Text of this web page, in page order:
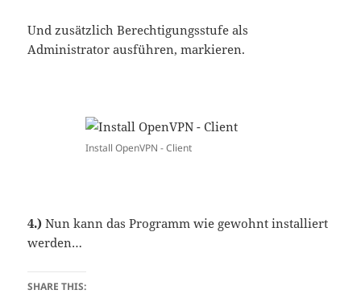
Und zusätzlich Berechtigungsstufe als
Administrator ausführen, markieren.
Install OpenVPN - Client
4.) Nun kann das Programm wie gewohnt installiert
werden…
SHARE THIS: